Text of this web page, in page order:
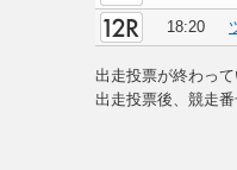
18:20
出走投票が終わっ
出走投票後、競走